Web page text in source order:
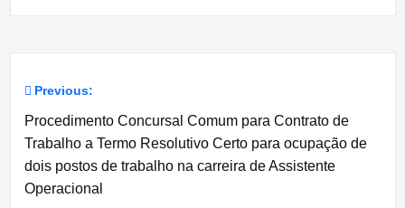
Navegação
de
artigos
Previous:
Procedimento Concursal Comum para Contrato de
Trabalho a Termo Resolutivo Certo para ocupação de
dois postos de trabalho na carreira de Assistente
Operacional